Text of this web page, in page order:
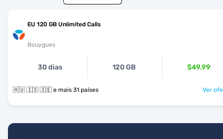
EU 120 GB Unlimited Calls
Bouygues
30 dias 120 GB $49.99
🇭🇺 🇮🇸 🇮🇪 e mais 31 países Ver